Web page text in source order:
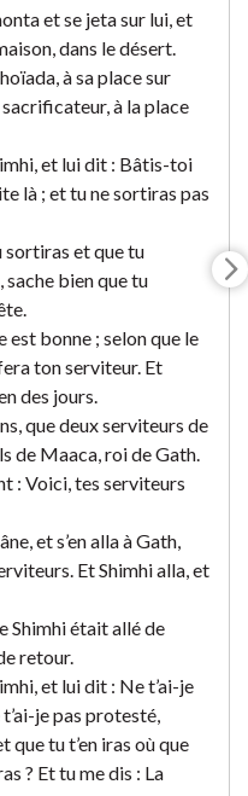
et se jeta sur lui, et
dans le désert.
à sa place sur
à la place
et lui dit : Bâtis-toi
là ; et tu ne sortiras pas
sortiras et que tu
sache bien que tu
est bonne ; selon que le
ton serviteur. Et
des jours.
que deux serviteurs de
de Maaca, roi de Gath.
: Voici, tes serviteurs
et s’en alla à Gath,
Et Shimhi alla, et
Shimhi était allé de
retour.
et lui dit : Ne t’ai-je
je pas protesté,
tu t’en iras où que
? Et tu me dis : La